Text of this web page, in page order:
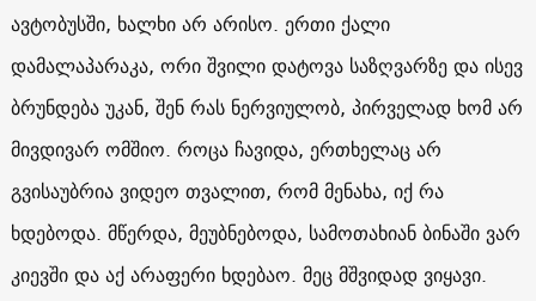
ავტობუსში, ხალხი არ არისო. ერთი ქალი
დამალაპარაკა, ორი შვილი დატოვა საზღვარზე და ისევ
ბრუნდება უკან, შენ რას ნერვიულობ, პირველად ხომ არ
მივდივარ ომშიო. როცა ჩავიდა, ერთხელაც არ
გვისაუბრია ვიდეო თვალით, რომ მენახა, იქ რა
ხდებოდა. მწერდა, მეუბნებოდა, სამოთახიან ბინაში ვარ
კიევში და აქ არაფერი ხდებაო. მეც მშვიდად ვიყავი.